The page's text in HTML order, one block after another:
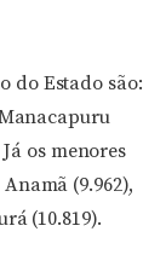
do Estado são:
Já os menores
(9.962),
(10.819).